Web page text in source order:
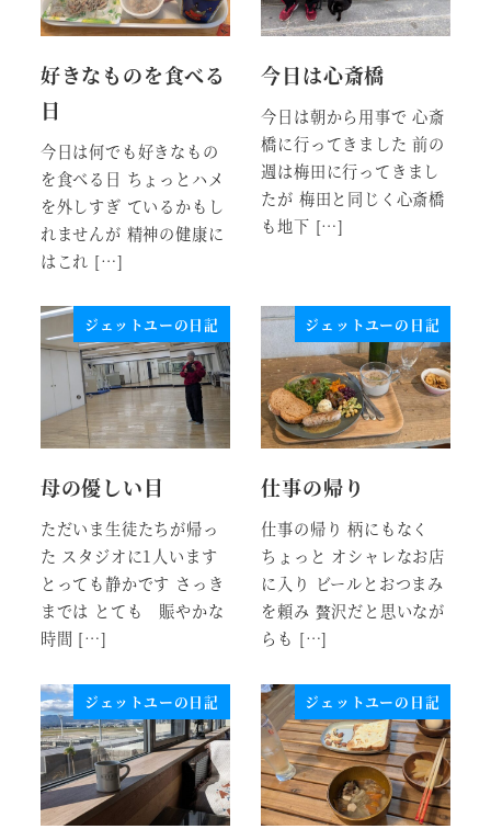
好きなものを食べる
日
今日は何でも好きなもの
を食べる日 ちょっとハメ
を外しすぎ ているかもし
れませんが 精神の健康に
はこれ […]
今日は心斎橋
今日は朝から用事で 心斎
橋に行ってきました 前の
週は梅田に行ってきまし
たが 梅田と同じく心斎橋
も地下 […]
ジェットユーの日記
母の優しい目
ただいま生徒たちが帰っ
た スタジオに1人います
とっても静かです さっき
までは とても 賑やかな
時間 […]
ジェットユーの日記
仕事の帰り
仕事の帰り 柄にもなく
ちょっと オシャレなお店
に入り ビールとおつまみ
を頼み 贅沢だと思いなが
らも […]
ジェットユーの日記 ジェットユーの日記